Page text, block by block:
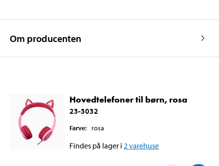
Om producenten
Hovedtelefoner til børn, rosa
23-3032
Farve: rosa
Findes på lager i 2 varehuse